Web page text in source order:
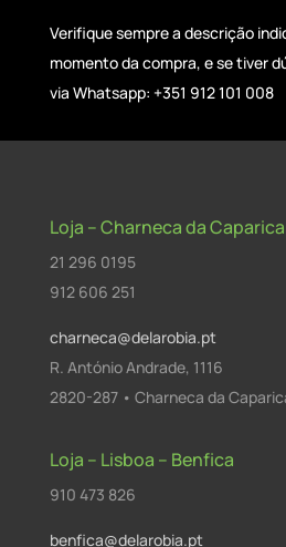
Verifique sempre a descrição
momento da compra, e se tiver
via Whatsapp: +351 912 101 008
Loja – Charneca da Caparica
21 296 0195
912 606 251
charneca@delarobia.pt
R. António Andrade, 1116
2820-287 • Charneca da
Loja – Lisboa – Benfica
910 473 826
benfica@delarobia.pt